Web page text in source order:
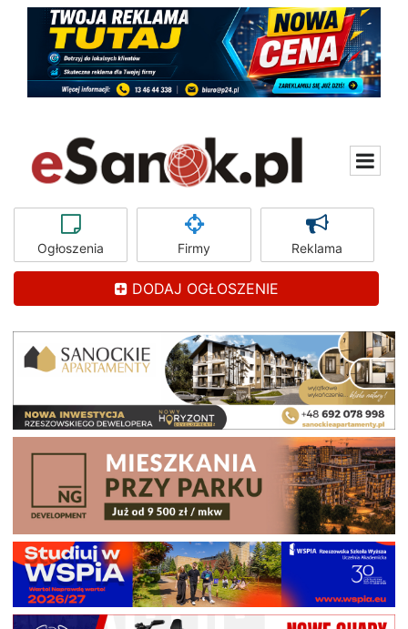
Ogłoszenia Firmy Reklama
DODAJ OGŁOSZENIE